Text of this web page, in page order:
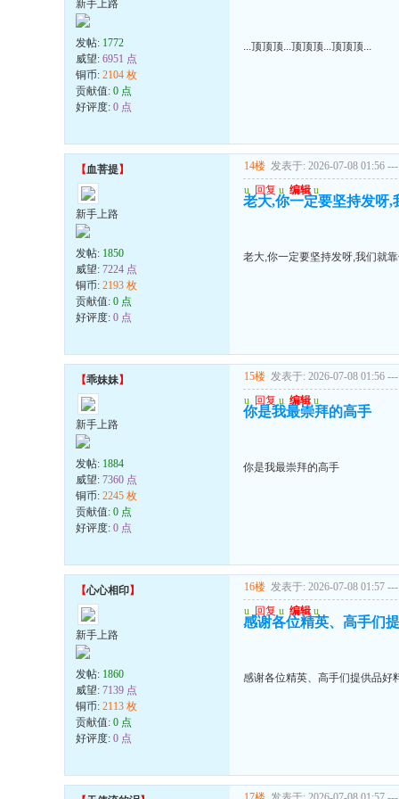
新手上路
发帖: 1772
威望: 6951 点
铜币: 2104 枚
贡献值: 0 点
好评度: 0 点
...顶顶顶...顶顶顶...顶顶顶...
【血菩提】
新手上路
发帖: 1850
威望: 7224 点
铜币: 2193 枚
贡献值: 0 点
好评度: 0 点
14楼 发表于: 2026-07-08 01:56 ---
u 回复 u 编辑 u
老大,你一定要坚持发呀,
老大,你一定要坚持发呀,我们就靠
【乖妹妹】
新手上路
发帖: 1884
威望: 7360 点
铜币: 2245 枚
贡献值: 0 点
好评度: 0 点
15楼 发表于: 2026-07-08 01:56 ---
u 回复 u 编辑 u
你是我最崇拜的高手
你是我最崇拜的高手
【心心相印】
新手上路
发帖: 1860
威望: 7139 点
铜币: 2113 枚
贡献值: 0 点
好评度: 0 点
16楼 发表于: 2026-07-08 01:57 ---
u 回复 u 编辑 u
感谢各位精英、高手们
感谢各位精英、高手们提供品好